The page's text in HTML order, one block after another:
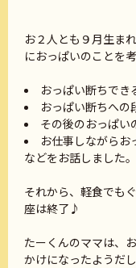
お２人とも９月生ま
におっぱいのことを
おっぱい断ちでき
おっぱい断ちへの
その後のおっぱい
お仕事しながらお
などをお話しました。
それから、軽食でも
座は終了♪
たーくんのママは、
かけになったようだし